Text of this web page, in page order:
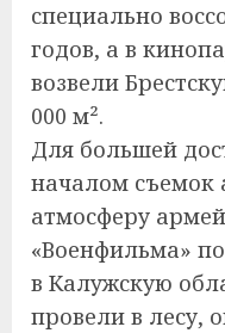
специально
годов, а в
возвели
000 м².
Для большей
началом съемок
атмосферу
«Военфильма»
в Калужскую
провели в лесу,